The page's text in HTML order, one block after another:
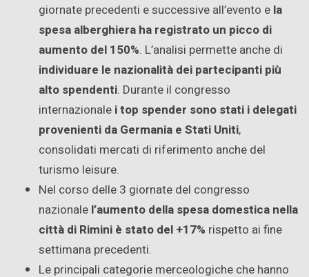
giornate precedenti e successive all’evento e la
spesa alberghiera ha registrato un picco di
aumento del 150%. L’analisi permette anche di
individuare le nazionalità dei partecipanti più
alto spendenti. Durante il congresso
internazionale i top spender sono stati i delegati
provenienti da Germania e Stati Uniti,
consolidati mercati di riferimento anche del
turismo leisure.
Nel corso delle 3 giornate del congresso
nazionale l’aumento della spesa domestica nella
città di Rimini è stato del +17% rispetto ai fine
settimana precedenti.
Le principali categorie merceologiche che hanno